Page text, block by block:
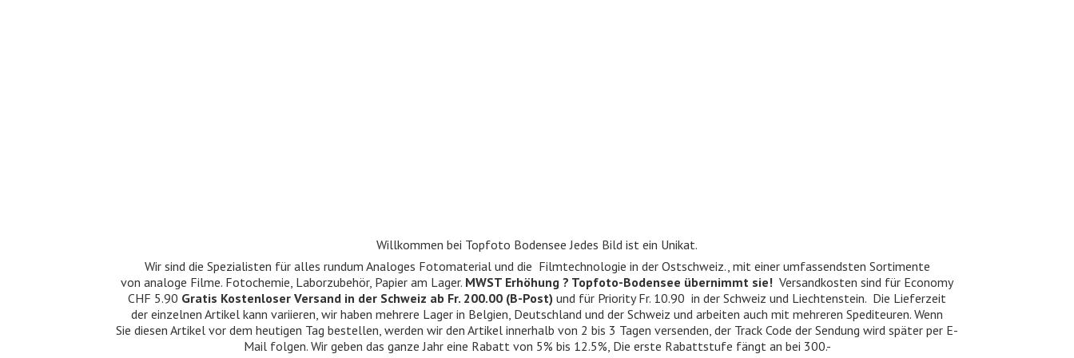
Willkommen bei Topfoto Bodensee Jedes Bild ist ein Unikat.
Wir sind die Spezialisten für alles rundum Analoges Fotomaterial und die Filmtechnologie in der Ostschweiz., mit einer umfassendsten Sortimente
von analoge Filme. Fotochemie, Laborzubehör, Papier am Lager. MWST Erhöhung ? Topfoto-Bodensee übernimmt sie! Versandkosten sind für Economy
CHF 5.90 Gratis Kostenloser Versand in der Schweiz ab Fr. 200.00 (B-Post) und für Priority Fr. 10.90 in der Schweiz und Liechtenstein. Die Lieferzeit
der einzelnen Artikel kann variieren, wir haben mehrere Lager in Belgien, Deutschland und der Schweiz und arbeiten auch mit mehreren Spediteuren. Wenn
Sie diesen Artikel vor dem heutigen Tag bestellen, werden wir den Artikel innerhalb von 2 bis 3 Tagen versenden, der Track Code der Sendung wird später per E-
Mail folgen. Wir geben das ganze Jahr eine Rabatt von 5% bis 12.5%, Die erste Rabattstufe fängt an bei 300.-